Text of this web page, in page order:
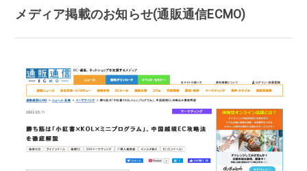
メディア掲載のお知らせ(通販通信ECMO)